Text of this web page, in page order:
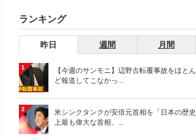
ランキング
昨日 週間 月間
1
【今週のサンモニ】辺野古転覆事故をほとん
ど報道してこなかっ...
2
米シンクタンクが安倍元首相を「日本の歴史
上最も偉大な首相、...